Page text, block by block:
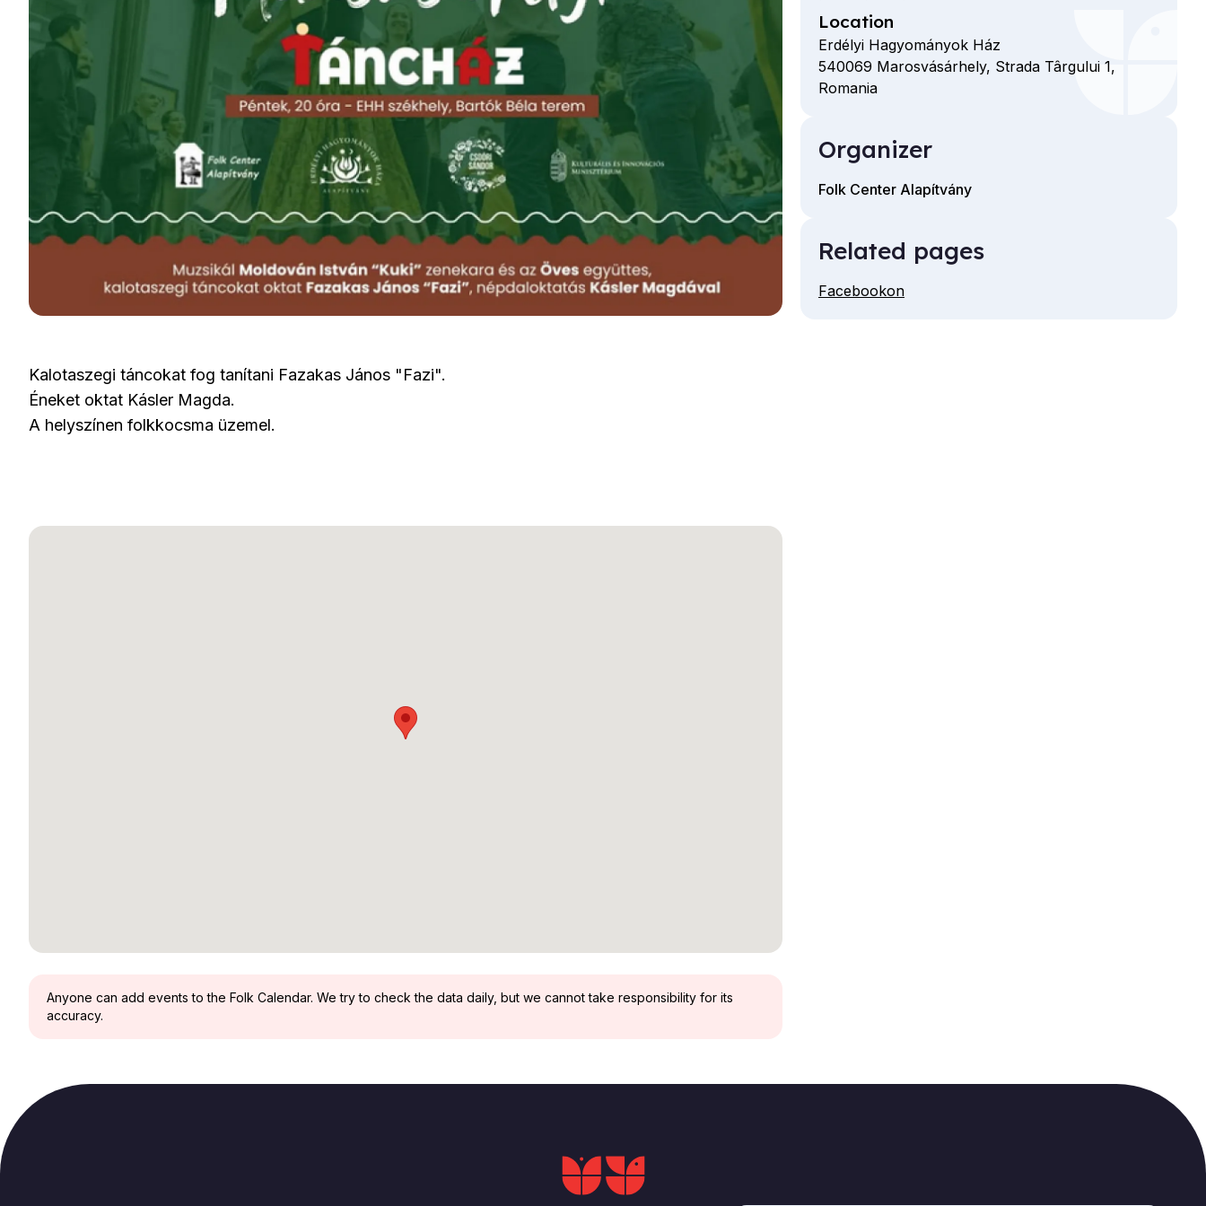
Kalotaszegi táncokat fog tanítani Fazakas János "Fazi".
Éneket oktat Kásler Magda.
A helyszínen folkkocsma üzemel.
Anyone can add events to the Folk Calendar. We try to check the data daily, but we cannot take responsibility for its
accuracy.
Location
Erdélyi Hagyományok Ház
540069 Marosvásárhely, Strada Târgului 1,
Romania
Organizer
Folk Center Alapítvány
Related pages
Facebookon